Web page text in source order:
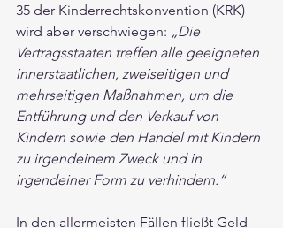
35 der Kinderrechtskonvention (KRK)
wird aber verschwiegen: „Die
Vertragsstaaten treffen alle geeigneten
innerstaatlichen, zweiseitigen und
mehrseitigen Maßnahmen, um die
Entführung und den Verkauf von
Kindern sowie den Handel mit Kindern
zu irgendeinem Zweck und in
irgendeiner Form zu verhindern.“
In den allermeisten Fällen fließt Geld